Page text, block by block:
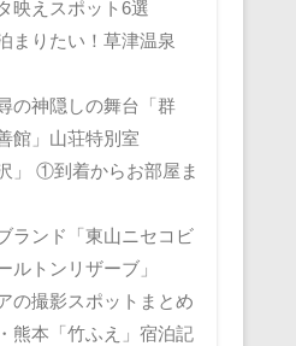
映えスポット6選
まりたい！草津温泉
の神隠しの舞台「群
」山荘特別室
」 ①到着からお部屋ま
ランド「東山ニセコビ
ルトンリザーブ」
の撮影スポットまとめ
熊本「竹ふえ」宿泊記